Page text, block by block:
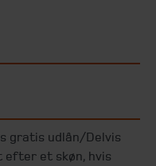
gratis udlån/Delvis
et skøn, hvis